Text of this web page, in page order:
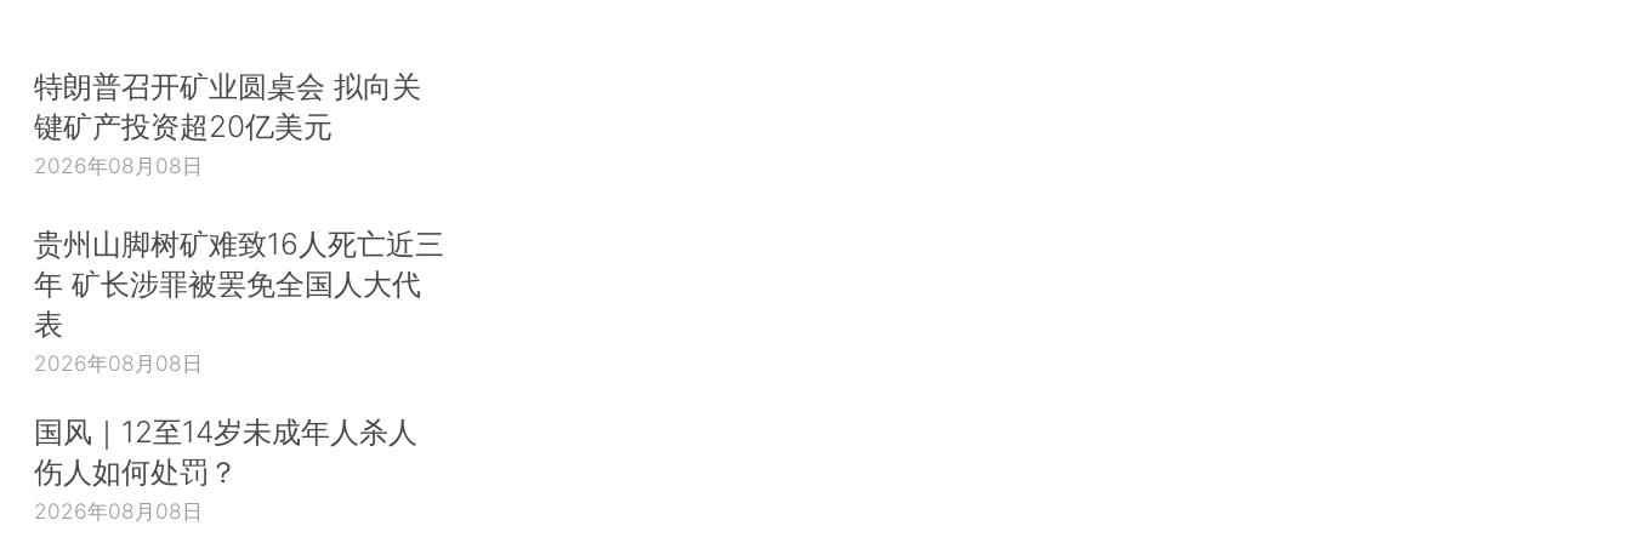
特朗普召开矿业圆桌会 拟向关
键矿产投资超20亿美元
2026年08月08日
贵州山脚树矿难致16人死亡近三
年 矿长涉罪被罢免全国人大代
表
2026年08月08日
国风｜12至14岁未成年人杀人
伤人如何处罚？
2026年08月08日